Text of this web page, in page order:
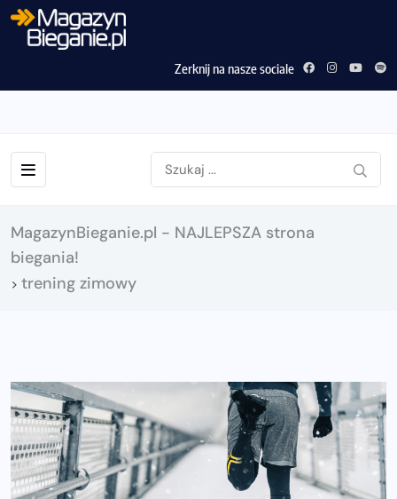
Zerknij na nasze sociale
MagazynBieganie.pl - NAJLEPSZA strona
biegania!
> trening zimowy